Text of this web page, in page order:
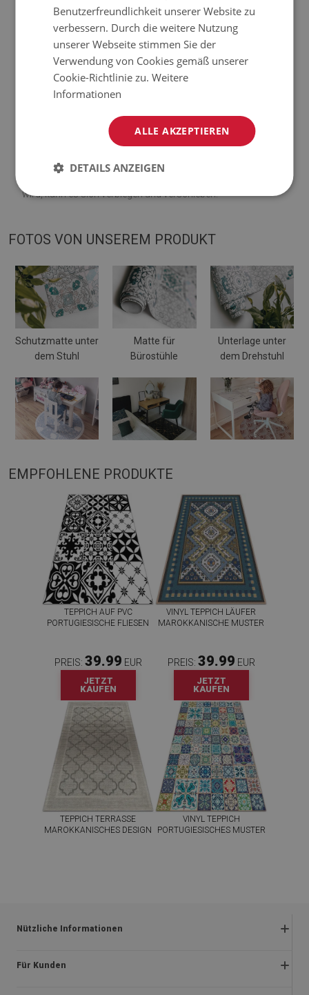
Vinyl verstärkt mit PES-Netz;
Die Matten sind nicht rutschhemmend;
ausgelegt. Wenn es auf einer weichen Oberfläche platziert
wird, kann es sich verbiegen und verschieben.
FOTOS VON UNSEREM PRODUKT
Schutzmatte unter
dem Stuhl
Matte für
Bürostühle
Unterlage unter
dem Drehstuhl
EMPFOHLENE PRODUKTE
TEPPICH AUF PVC
PORTUGIESISCHE FLIESEN
PREIS: 39.99 EUR
JETZT
KAUFEN
VINYL TEPPICH LÄUFER
MAROKKANISCHE MUSTER
PREIS: 39.99 EUR
JETZT
KAUFEN
TEPPICH TERRASSE
MAROKKANISCHES DESIGN
VINYL TEPPICH
PORTUGIESISCHES MUSTER
Nützliche Informationen
Rückgabe und beanstandungen
Für Kunden
Benutzerfreundlichkeit unserer Website zu
verbessern. Durch die weitere Nutzung
unserer Webseite stimmen Sie der
Verwendung von Cookies gemäß unserer
Cookie-Richtlinie zu.Weitere
Informationen
ALLE AKZEPTIEREN
DETAILS ANZEIGEN